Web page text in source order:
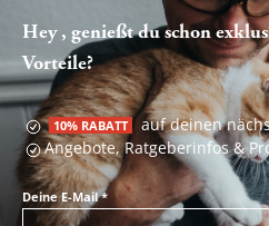
Hey , genießt du schon
Vorteile?
10% RABATT auf deinen
Angebote, Ratgeberinfos &
Deine E-Mail*